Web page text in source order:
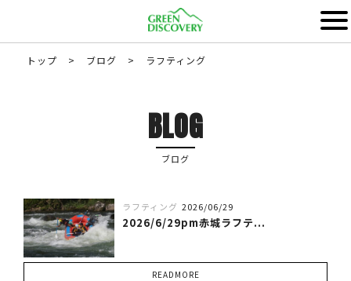
トップ > ブログ > ラフティング
BLOG
ブログ
ラフティング 2026/06/29
2026/6/29pm赤城ラフテ...
READMORE